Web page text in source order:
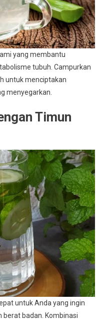
yang membantu
tubuh. Campurkan
untuk menciptakan
menyegarkan.
Timun
untuk Anda yang ingin
badan. Kombinasi